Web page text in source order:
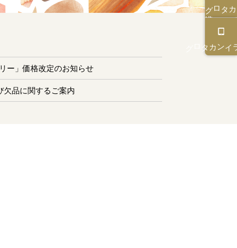
カタログ
オンライン
ー」価格改定のお知らせ
欠品に関するご案内